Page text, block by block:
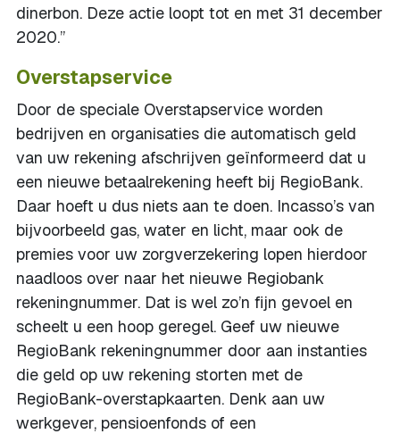
dinerbon. Deze actie loopt tot en met 31 december
2020.”
Overstapservice
Door de speciale Overstapservice worden
bedrijven en organisaties die automatisch geld
van uw rekening afschrijven geïnformeerd dat u
een nieuwe betaalrekening heeft bij RegioBank.
Daar hoeft u dus niets aan te doen. Incasso’s van
bijvoorbeeld gas, water en licht, maar ook de
premies voor uw zorgverzekering lopen hierdoor
naadloos over naar het nieuwe Regiobank
rekeningnummer. Dat is wel zo’n fijn gevoel en
scheelt u een hoop geregel. Geef uw nieuwe
RegioBank rekeningnummer door aan instanties
die geld op uw rekening storten met de
RegioBank-overstapkaarten. Denk aan uw
werkgever, pensioenfonds of een